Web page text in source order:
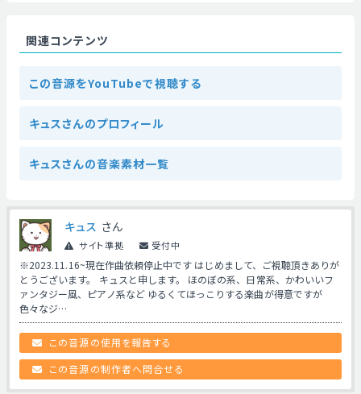
関連コンテンツ
この音源をYouTubeで視聴する
キュスさんのプロフィール
キュスさんの音楽素材一覧
キュス さん
サイト準拠 受付中
※2023.11.16~現在作曲依頼停止中です はじめまして、ご視聴頂きありが
とうございます。 キュスと申します。 ほのぼの系、日常系、かわいいフ
ァンタジー風、ピアノ系など ゆるくてほっこりする楽曲が得意ですが
色々なジ…
この音源の使用を報告する
この音源の制作者へ問合せる